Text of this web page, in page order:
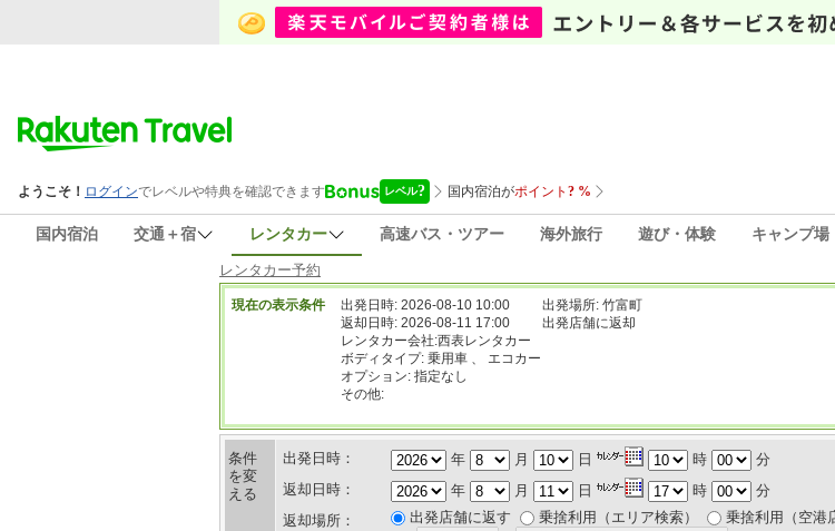
国内宿泊 交通＋宿 レンタカー 高速バス・ツアー 海外旅行 遊び・体験 キャンプ場
レンタカー予約
現在の表示条件 出発日時: 2026-08-10 10:00
出発場所: 竹富町
返却日時: 2026-08-11 17:00
出発店舗に返却
レンタカー会社:西表レンタカー
ボディタイプ: 乗用車 、 エコカー
オプション: 指定なし
その他:
条件
を変
える
出発日時： 年 月 日 時
分
返却日時：
年 月 日 時
分
返却場所：
出発店舗に返す 乗捨利用（エリア検索） 乗捨利用（空港